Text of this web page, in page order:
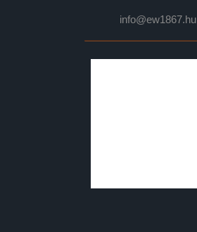
info@ew1867.hu